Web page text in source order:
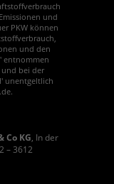
und
PKW können
und den
entnommen
bei der
unentgeltlich
Co KG, In der
– 3612